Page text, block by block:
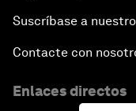
Suscríbase a
Contacte con
Enlaces directos